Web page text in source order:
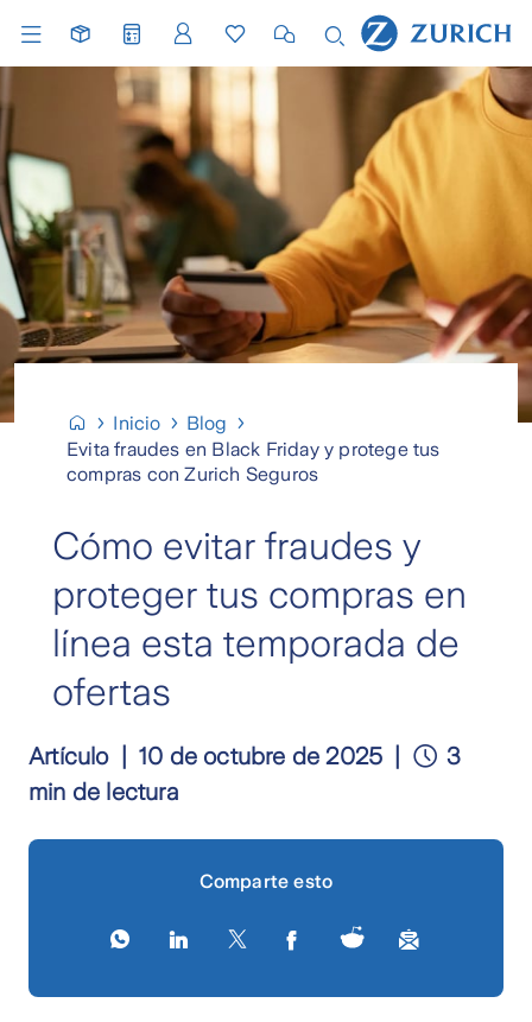
Inicio
Blog
Evita fraudes en Black Friday y protege tus
compras con Zurich Seguros
Cómo evitar fraudes y
proteger tus compras en
línea esta temporada de
ofertas
Artículo 10 de octubre de 2025
3
min de lectura
Comparte esto